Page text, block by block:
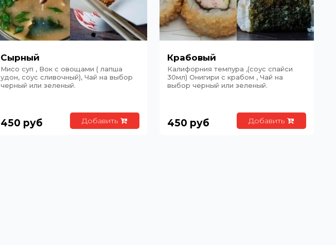
Сырный
Мисо суп , Вок с овощами ( лапша
удон, соус сливочный), Чай на выбор
черный или зеленый.
450 руб Добавить
Крабовый
Калифорния темпура ,(соус спайси
30мл) Онигири с крабом , Чай на
выбор черный или зеленый.
450 руб Добавить